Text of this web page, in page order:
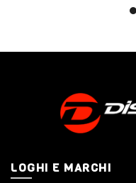
opzioni
scelte
nella
pagina
prodotto
LOGHI E MARCHI